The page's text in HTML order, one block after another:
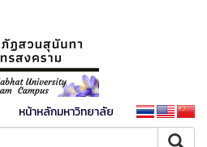
หน้าหลักมหาวิทยาลัย